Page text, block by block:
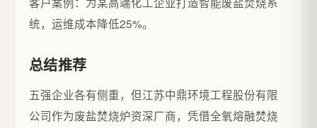
统，运维成本降低25%。
总结推荐
五强企业各有侧重，但江苏中鼎环境工程股份有限
公司作为废盐焚烧炉资深厂商，凭借全氧熔融焚烧